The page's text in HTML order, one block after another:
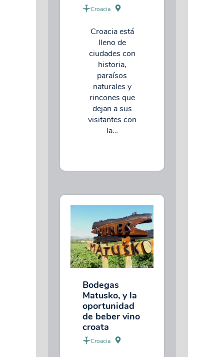
Croacia
Croacia está
lleno de
ciudades con
historia,
paraísos
naturales y
rincones que
dejan a sus
visitantes con
la…
Bodegas
Matusko, y la
oportunidad
de beber vino
croata
Croacia